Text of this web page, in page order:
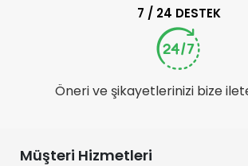
7 / 24 DESTEK
Öneri ve şikayetlerinizi bize
Müşteri Hizmetleri